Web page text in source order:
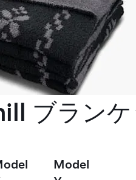
ブラン
Model